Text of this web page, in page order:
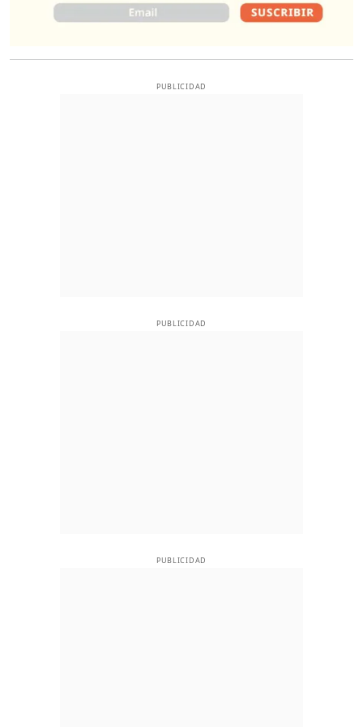
PUBLICIDAD
PUBLICIDAD
PUBLICIDAD